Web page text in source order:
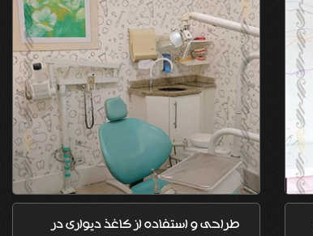
طراحی و استفاده از کاغذ دیواری در